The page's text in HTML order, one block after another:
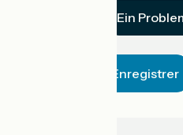
Ein
Enregistrer